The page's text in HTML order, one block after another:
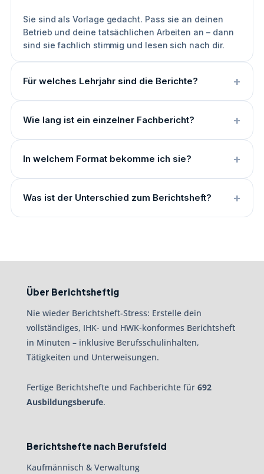
Sie sind als Vorlage gedacht. Pass sie an deinen
Betrieb und deine tatsächlichen Arbeiten an – dann
sind sie fachlich stimmig und lesen sich nach dir.
Für welches Lehrjahr sind die Berichte?
Wie lang ist ein einzelner Fachbericht?
In welchem Format bekomme ich sie?
Was ist der Unterschied zum Berichtsheft?
Über Berichtsheftig
Nie wieder Berichtsheft-Stress: Erstelle dein
vollständiges, IHK- und HWK-konformes Berichtsheft
in Minuten – inklusive Berufsschulinhalten,
Tätigkeiten und Unterweisungen.
Fertige Berichtshefte und Fachberichte für 692
Ausbildungsberufe.
Berichtshefte nach Berufsfeld
Kaufmännisch & Verwaltung